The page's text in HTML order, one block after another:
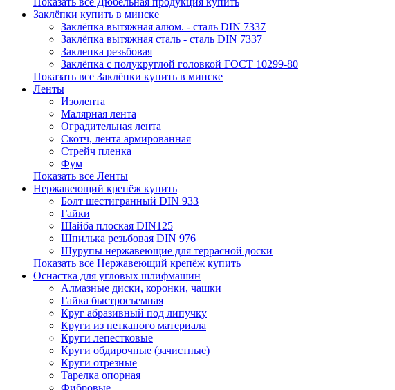
Заклёпки купить в минске
Заклёпка вытяжная алюм. - сталь DIN 7337
Заклёпка вытяжная сталь - сталь DIN 7337
Заклепка резьбовая
Заклёпка с полукруглой головкой ГОСТ 10299-80
Показать все Заклёпки купить в минске
Ленты
Изолента
Малярная лента
Оградительная лента
Скотч, лента армированная
Стрейч пленка
Фум
Показать все Ленты
Нержавеющий крепёж купить
Болт шестигранный DIN 933
Гайки
Шайба плоская DIN125
Шпилька резьбовая DIN 976
Шурупы нержавеющие для террасной доски
Показать все Нержавеющий крепёж купить
Оснастка для угловых шлифмашин
Алмазные диски, коронки, чашки
Гайка быстросъемная
Круг абразивный под липучку
Круги из нетканого материала
Круги лепестковые
Круги обдирочные (зачистные)
Круги отрезные
Тарелка опорная
Фибровые